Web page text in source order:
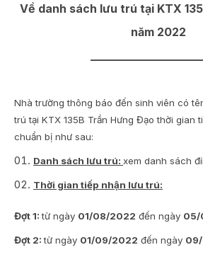
Về danh sách lưu trú tại KTX
năm 2022
Nhà trường thông báo đến sinh viên có
trú tại KTX 135B Trần Hưng Đạo thời gian
chuẩn bị như sau:
Danh sách lưu trú: xem danh sách
Thời gian tiếp nhận lưu trú:
Đợt 1:từ ngày 01/08/2022 đến ngày 05/
Đợt 2:từ ngày 01/09/2022 đến ngày